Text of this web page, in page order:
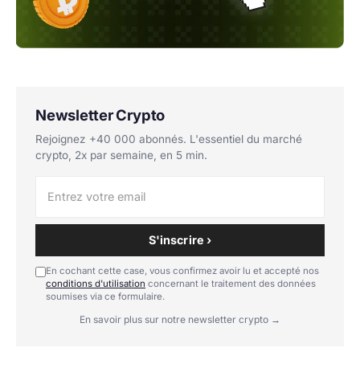
Newsletter Crypto
Rejoignez +40 000 abonnés. L'essentiel du marché
crypto, 2x par semaine, en 5 min.
S'inscrire ›
En cochant cette case, vous confirmez avoir lu et accepté nos
conditions d'utilisation concernant le traitement des données
soumises via ce formulaire.
En savoir plus sur notre newsletter crypto →